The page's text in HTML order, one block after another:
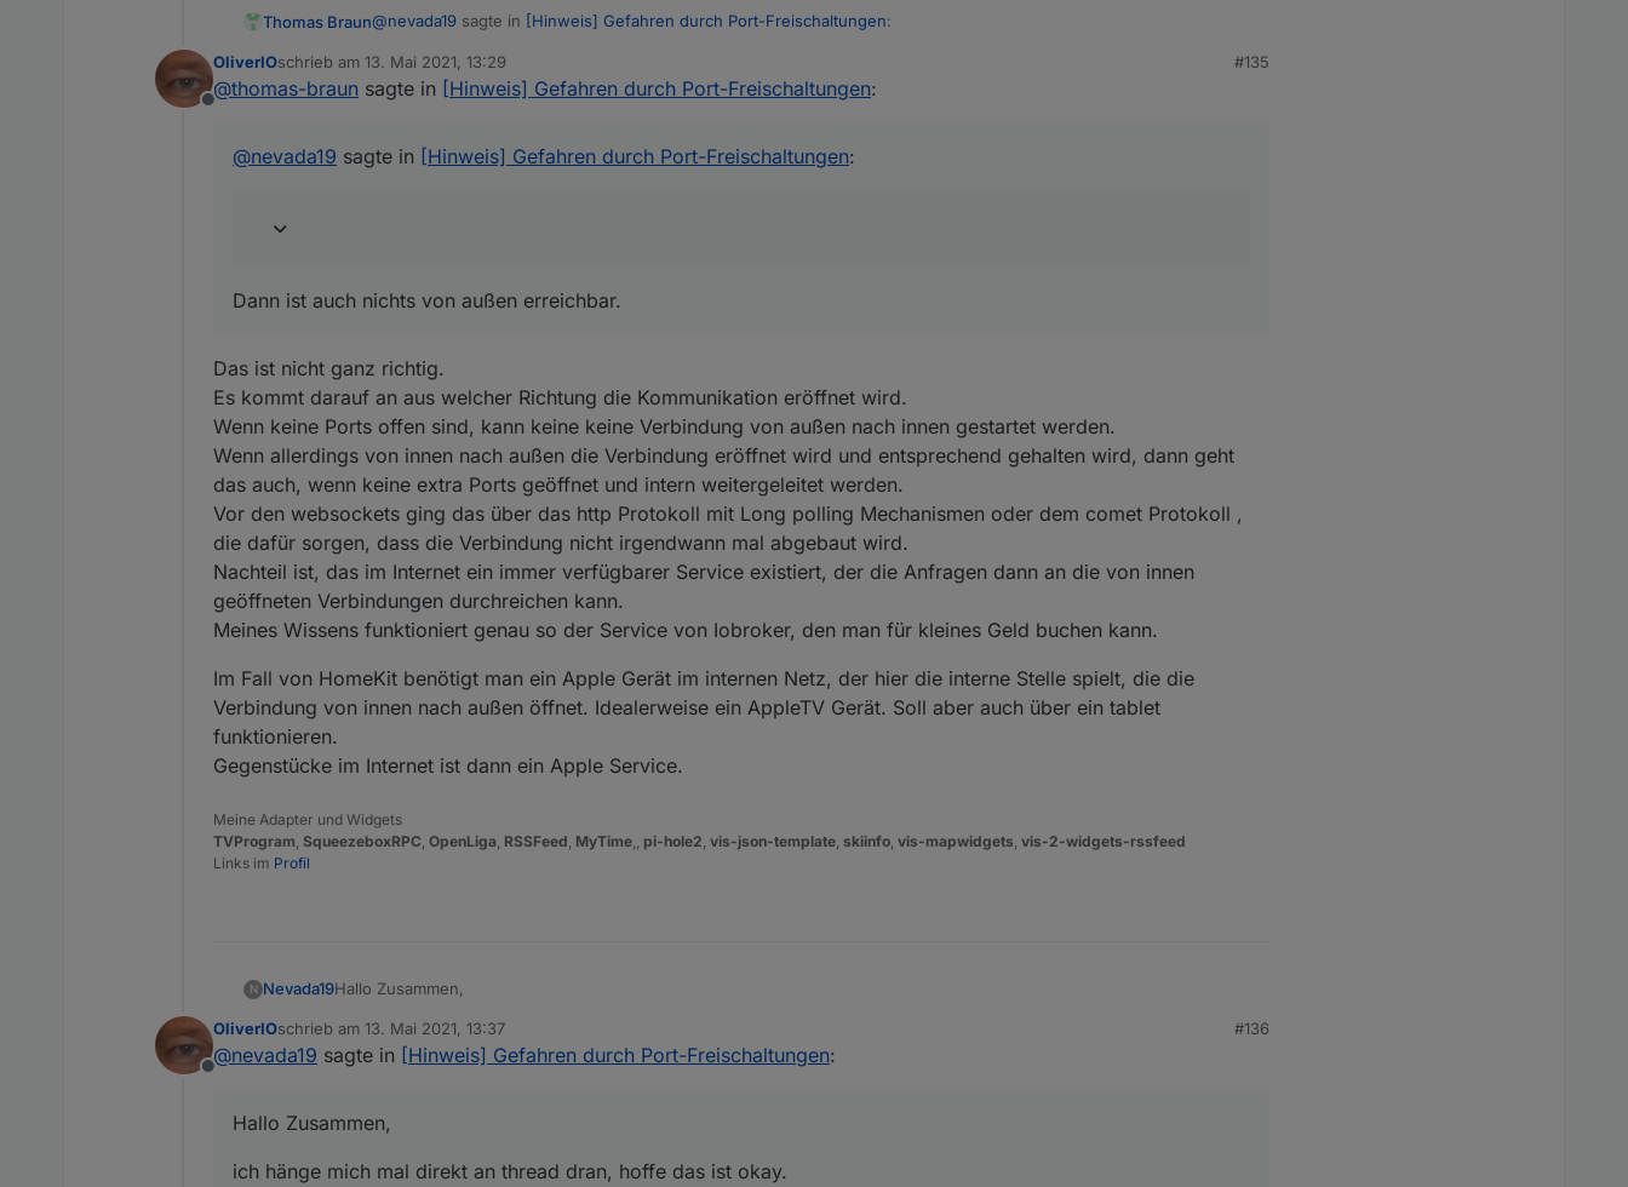
Thomas Braun@nevada19 sagte in [Hinweis] Gefahren durch Port-Freischaltungen:
In meiner Fritzbox sind keine Ports freigeben.
Dann ist auch nichts von außen erreichbar.
Offline
OliverIOschrieb am 13. Mai 2021, 13:29
zuletzt editiert von
#135
@thomas-braun sagte in [Hinweis] Gefahren durch Port-Freischaltungen:
@nevada19 sagte in [Hinweis] Gefahren durch Port-Freischaltungen:
Dann ist auch nichts von außen erreichbar.
Das ist nicht ganz richtig.
Es kommt darauf an aus welcher Richtung die Kommunikation eröffnet wird.
Wenn keine Ports offen sind, kann keine keine Verbindung von außen nach innen gestartet werden.
Wenn allerdings von innen nach außen die Verbindung eröffnet wird und entsprechend gehalten wird, dann geht
das auch, wenn keine extra Ports geöffnet und intern weitergeleitet werden.
Vor den websockets ging das über das http Protokoll mit Long polling Mechanismen oder dem comet Protokoll ,
die dafür sorgen, dass die Verbindung nicht irgendwann mal abgebaut wird.
Nachteil ist, das im Internet ein immer verfügbarer Service existiert, der die Anfragen dann an die von innen
geöffneten Verbindungen durchreichen kann.
Meines Wissens funktioniert genau so der Service von Iobroker, den man für kleines Geld buchen kann.
Im Fall von HomeKit benötigt man ein Apple Gerät im internen Netz, der hier die interne Stelle spielt, die die
Verbindung von innen nach außen öffnet. Idealerweise ein AppleTV Gerät. Soll aber auch über ein tablet
funktionieren.
Gegenstücke im Internet ist dann ein Apple Service.
Meine Adapter und Widgets
TVProgram SqueezeboxRPC OpenLiga RSSFeed MyTime pi-hole2 vis-json-template skiinfo vis-mapwidgets vis-2-widgets-rssfeed
Links im Profil
N Nevada19Hallo Zusammen,
ich hänge mich mal direkt an thread dran, hoffe das ist okay.
In der ioBroker-Welt bin ich noch ziemlich neu und auch wenn ich mich als recht IT-affin bezeichnen würde, hab ich von
meiner Fritzbox sind keine Ports freigeben.
Ich muss und will auch von außerhalb nicht auf den ioBroker zugreifen können, wahrscheinlich bau nicht einmal eine
Mein Ziel ist es eigentlich nur, einige Geräte für Homekit verfügbar zu machen.
Natürlich weiß ich auch, dass 100 % Sicherheit nur eine Illusion ist, aber das Ding sollte von außen nicht auffindbar bzw.
Offline
OliverIOschrieb am 13. Mai 2021, 13:37
zuletzt editiert von
#136
@nevada19 sagte in [Hinweis] Gefahren durch Port-Freischaltungen:
Hallo Zusammen,
ich hänge mich mal direkt an thread dran, hoffe das ist okay.